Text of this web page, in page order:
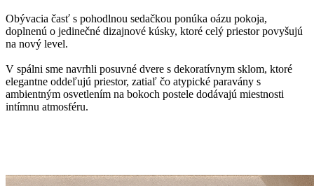
Obývacia časť s pohodlnou sedačkou ponúka oázu pokoja,
doplnenú o jedinečné dizajnové kúsky, ktoré celý priestor povyšujú
na nový level.
V spálni sme navrhli posuvné dvere s dekoratívnym sklom, ktoré
elegantne oddeľujú priestor, zatiaľ čo atypické paravány s
ambientným osvetlením na bokoch postele dodávajú miestnosti
intímnu atmosféru.